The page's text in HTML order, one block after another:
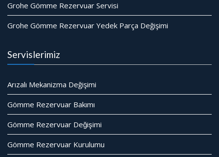
Grohe Gömme Rezervuar Servisi
Grohe Gömme Rezervuar Yedek Parça Değişimi
Servislerimiz
Arızalı Mekanizma Değişimi
Gömme Rezervuar Bakımı
Gömme Rezervuar Değişimi
Gömme Rezervuar Kurulumu